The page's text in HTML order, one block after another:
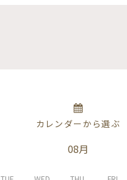
カレンダーから選ぶ
08月